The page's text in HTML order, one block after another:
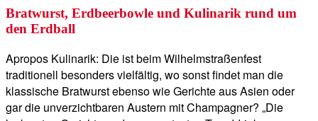
Bratwurst, Erdbeerbowle und Kulinarik rund um
den Erdball
Apropos Kulinarik: Die ist beim Wilhelmstraßenfest
traditionell besonders vielfältig, wo sonst findet man die
klassische Bratwurst ebenso wie Gerichte aus Asien oder
gar die unverzichtbaren Austern mit Champagner? „Die